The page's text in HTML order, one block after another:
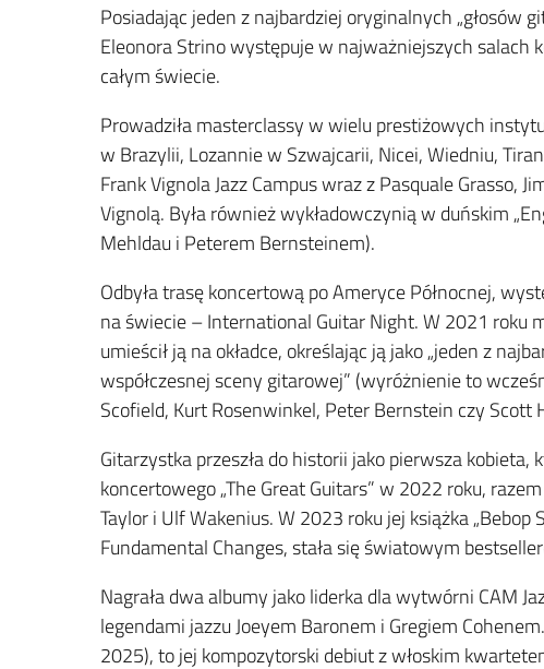
Posiadając jeden z najbardziej oryginalnych „głosów
Eleonora Strino występuje w najważniejszych
całym świecie.
Prowadziła masterclassy w wielu prestiżowych
w Brazylii, Lozannie w Szwajcarii, Nicei, Wiedniu,
Frank Vignola Jazz Campus wraz z Pasquale Grasso,
Vignolą. Była również wykładowczynią w duńskim
Mehldau i Peterem Bernsteinem).
Odbyła trasę koncertową po Ameryce Północnej,
na świecie – International Guitar Night. W 2021 roku
umieścił ją na okładce, określając ją jako „jeden z
współczesnej sceny gitarowej” (wyróżnienie to
Scofield, Kurt Rosenwinkel, Peter Bernstein czy Scott
Gitarzystka przeszła do historii jako pierwsza kobieta,
koncertowego „The Great Guitars” w 2022 roku,
Taylor i Ulf Wakenius. W 2023 roku jej książka „Bebop
Fundamental Changes, stała się światowym
Nagrała dwa albumy jako liderka dla wytwórni CAM
legendami jazzu Joeyem Baronem i Gregiem
2025), to jej kompozytorski debiut z włoskim